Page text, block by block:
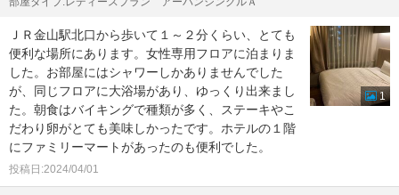
ＪＲ金山駅北口から歩いて１～２分くらい、とても
便利な場所にあります。女性専用フロアに泊まりま
した。お部屋にはシャワーしかありませんでした
が、同じフロアに大浴場があり、ゆっくり出来まし
た。朝食はバイキングで種類が多く、ステーキやこ
だわり卵がとても美味しかったです。ホテルの１階
にファミリーマートがあったのも便利でした。
投稿日:2024/04/01
1